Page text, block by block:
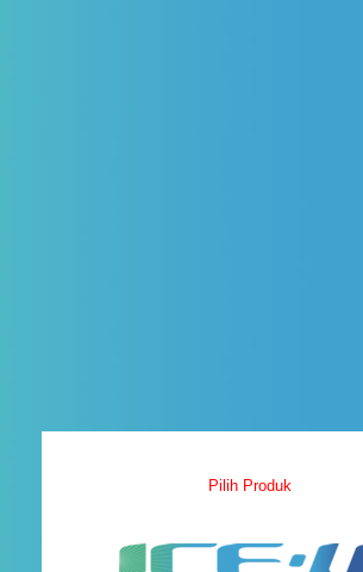
Pilih Produk